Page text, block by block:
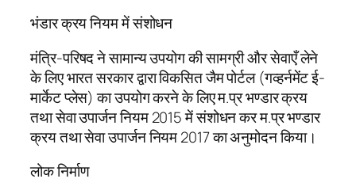
भंडार क्रय नियम में संशोधन
मंत्रि-परिषद ने सामान्य उपयोग की सामग्री और सेवाएँ लेने
के लिए भारत सरकार द्वारा विकसित जैम पोर्टल (गव्हर्नमेंट ई-
मार्केट प्लेस) का उपयोग करने के लिए म.प्र भण्डार क्रय
तथा सेवा उपार्जन नियम 2015 में संशोधन कर म.प्र भण्डार
क्रय तथा सेवा उपार्जन नियम 2017 का अनुमोदन किया।
लोक निर्माण